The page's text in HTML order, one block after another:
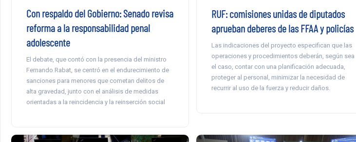
Con respaldo del Gobierno: Senado revisa
reforma a la responsabilidad penal
adolescente
El debate, que contó con la presencia del ministro
Fernando Rabat, se centró en el endurecimiento de
sanciones para menores que cometan delitos de
alta gravedad, junto con el análisis de medidas
orientadas a la reincidencia y la reinserción social
RUF: comisiones unidas de diputados
aprueban deberes de las FFAA y policías
Las indicaciones del proyecto especifican que las
operaciones y procedimientos deberán, según sea
el caso, contar con una planificación adecuada,
proteger al personal, minimizar la necesidad de
recurrir al uso de la fuerza y reducir daños.